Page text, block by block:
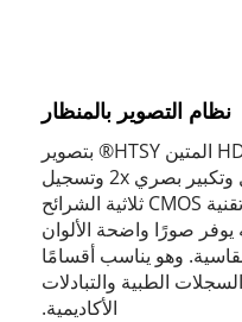
نظام التصوير بالمنظار
يتميز نظام التصوير بالمنظار HD3 المتين HTSY® بتصوير
عالي الدقة بدقة 1080 بكسل وتكبير بصري 2x وتسجيل
USB مدمج. من خلال اعتماد تقنية CMOS ثلاثية الشرائح
يوفر صورًا واضحة الألوان
وهو يناسب أقسامًا
الطبية والتبادلات
الأكاديمية.